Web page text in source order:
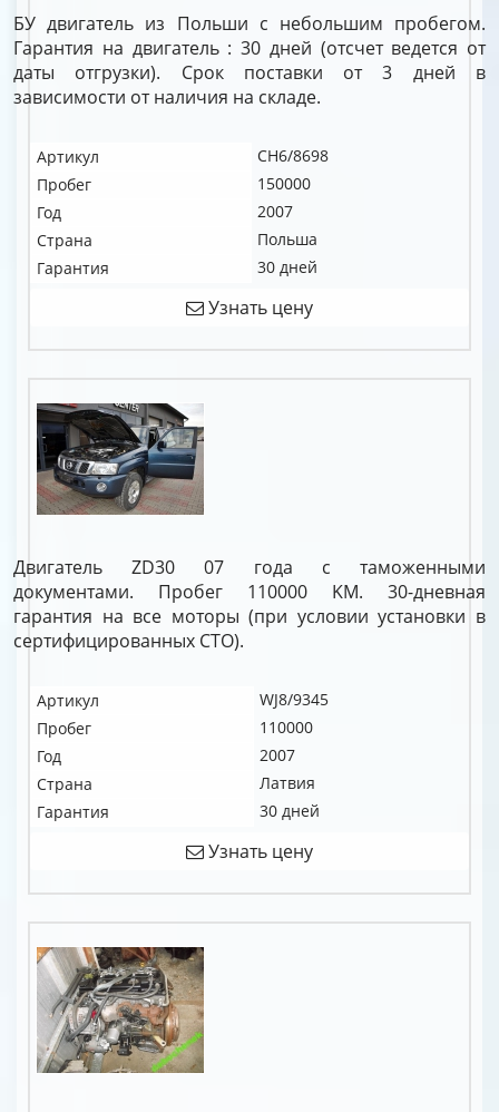
БУ двигатель из Польши с небольшим пробегом.
Гарантия на двигатель : 30 дней (отсчет ведется от
даты отгрузки). Срок поставки от 3 дней в
зависимости от наличия на складе.
Артикул
CH6/8698
Пробег
150000
Год
2007
Страна
Польша
Гарантия
30 дней
Узнать цену
Двигатель ZD30 07 года с таможенными
документами. Пробег 110000 KM. 30-дневная
гарантия на все моторы (при условии установки в
сертифицированных СТО).
Артикул
WJ8/9345
Пробег
110000
Год
2007
Страна
Латвия
Гарантия
30 дней
Узнать цену